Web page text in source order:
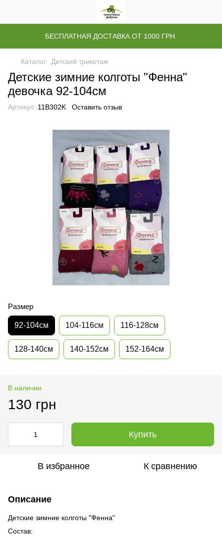
БЕСПЛАТНАЯ ДОСТАВКА ОТ 1000 ГРН.
Каталог Детский трикотаж
Детские зимние колготы "Фенна"
девочка 92-104см
Артикул: 11B302K Оставить отзыв
Размер
92-104см 104-116см 116-128см
128-140см 140-152см 152-164см
В наличии
130 грн
Купить
В избранное К сравнению
Описание
Детские зимние колготы "Фенна"
Состав: